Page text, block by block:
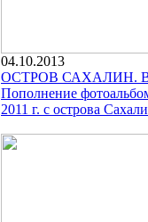
04.10.2013
ОСТРОВ САХАЛИН.
Пополнение
2011 г. с острова